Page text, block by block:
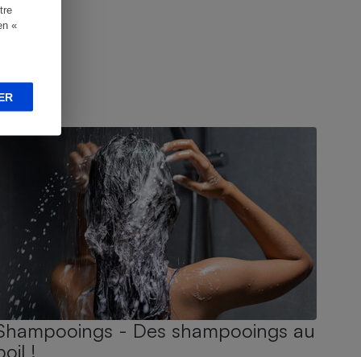
«
D'ACHAT
- Des shampooings au
!